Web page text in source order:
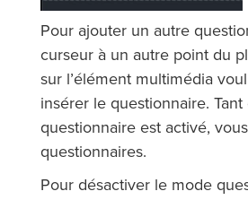
Pour ajouter un autre
curseur à un autre point du
sur l’élément multimédia
insérer le questionnaire.
questionnaire est activé,
questionnaires.
Pour désactiver le mode